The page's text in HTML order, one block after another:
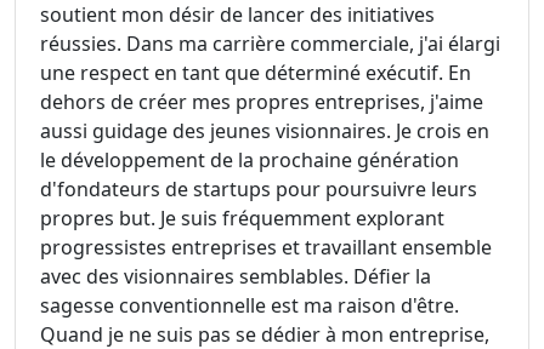
soutient mon désir de lancer des initiatives
réussies. Dans ma carrière commerciale, j'ai élargi
une respect en tant que déterminé exécutif. En
dehors de créer mes propres entreprises, j'aime
aussi guidage des jeunes visionnaires. Je crois en
le développement de la prochaine génération
d'fondateurs de startups pour poursuivre leurs
propres but. Je suis fréquemment explorant
progressistes entreprises et travaillant ensemble
avec des visionnaires semblables. Défier la
sagesse conventionnelle est ma raison d'être.
Quand je ne suis pas se dédier à mon entreprise,